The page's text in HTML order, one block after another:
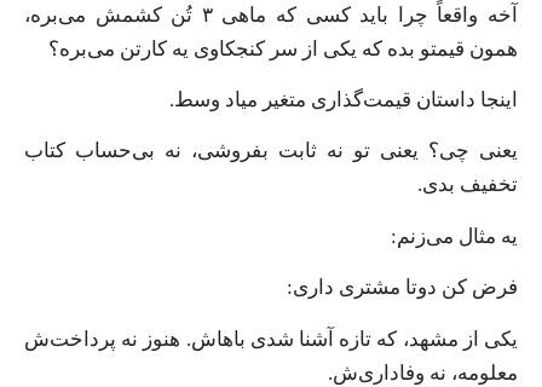
آخه واقعاً چرا باید کسی که ماهی ۳ تُن کشمش می‌بره،
همون قیمتو بده که یکی از سر کنجکاوی یه کارتن می‌بره؟
اینجا داستان قیمت‌گذاری متغیر میاد وسط.
یعنی چی؟ یعنی تو نه ثابت بفروشی، نه بی‌حساب کتاب
تخفیف بدی.
یه مثال می‌زنم:
فرض کن دوتا مشتری داری:
یکی از مشهد، که تازه آشنا شدی باهاش. هنوز نه پرداخت‌ش
معلومه، نه وفاداری‌ش.